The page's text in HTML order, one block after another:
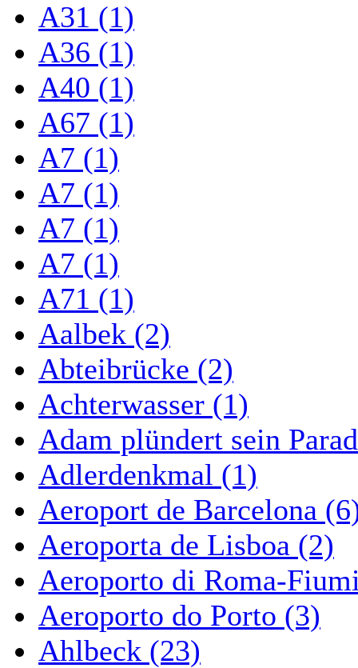
A31 (1)
A36 (1)
A40 (1)
A67 (1)
A7 (1)
A7 (1)
A7 (1)
A7 (1)
A71 (1)
Aalbek (2)
Abteibrücke (2)
Achterwasser (1)
Adam plündert sein
Adlerdenkmal (1)
Aeroport de Barcelona
Aeroporta de Lisboa (2)
Aeroporto di Roma-
Aeroporto do Porto (3)
Ahlbeck (23)